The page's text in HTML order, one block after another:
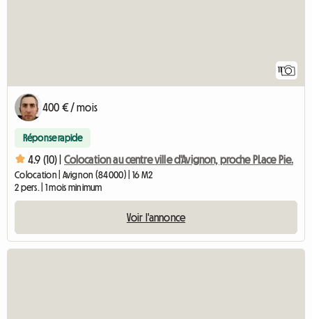
11
400 € / mois
Réponse rapide
4.9 (10) | Colocation au centre ville d'Avignon, proche PLace Pie.
Colocation | Avignon (84000) | 16 M2
2 pers. | 1 mois minimum
Voir l'annonce